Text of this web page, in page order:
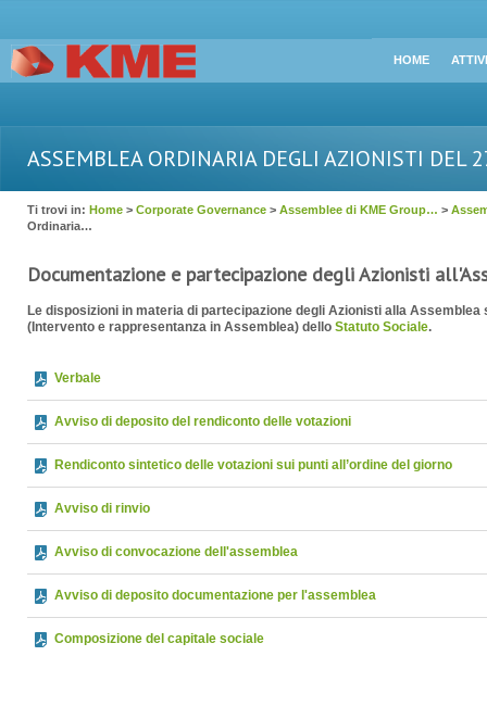
HOME
ASSEMBLEA ORDINARIA DEGLI AZIONISTI DEL
Ti trovi in: Home > Corporate Governance > Assemblee di KME Group… >
Ordinaria…
Documentazione e partecipazione degli Azionisti
Le disposizioni in materia di partecipazione degli Azionisti alla Assemblea
(Intervento e rappresentanza in Assemblea) dello Statuto Sociale.
Verbale
Avviso di deposito del rendiconto delle votazioni
Rendiconto sintetico delle votazioni sui punti all’ordine del giorno
Avviso di rinvio
Avviso di convocazione dell'assemblea
Avviso di deposito documentazione per l'assemblea
Composizione del capitale sociale